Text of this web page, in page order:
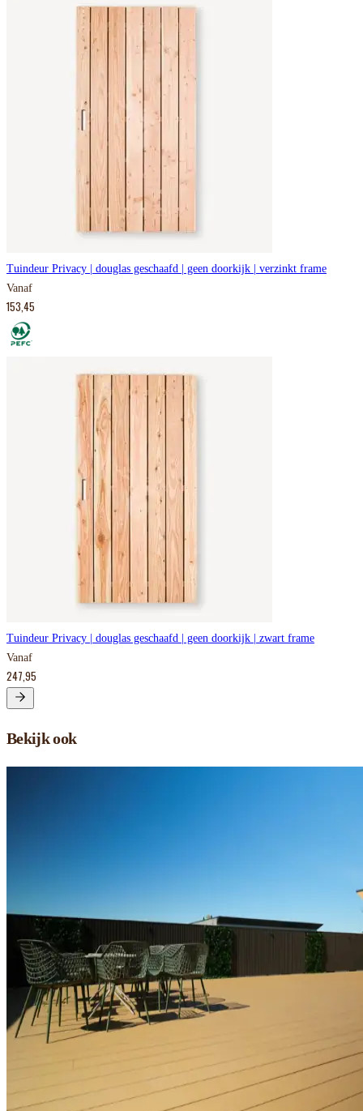
Tuindeur Privacy | douglas geschaafd | geen doorkijk | verzinkt frame
Vanaf
153,45
Tuindeur Privacy | douglas geschaafd | geen doorkijk | zwart frame
Vanaf
247,95
Bekijk ook